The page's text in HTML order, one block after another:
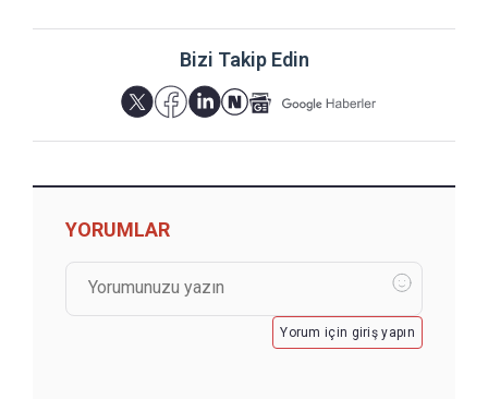
Bizi Takip Edin
YORUMLAR
Yorum için giriş yapın